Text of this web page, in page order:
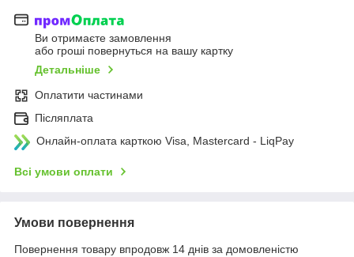
Ви отримаєте замовлення
або гроші повернуться на вашу картку
Детальніше
Оплатити частинами
Післяплата
Онлайн-оплата карткою Visa, Mastercard - LiqPay
Всі умови оплати
Умови повернення
Повернення товару впродовж 14 днів за домовленістю